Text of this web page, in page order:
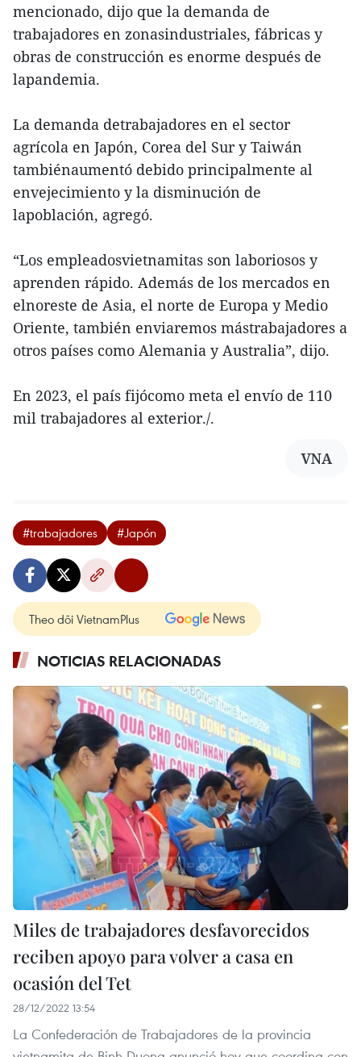
mencionado, dijo que la demanda de
trabajadores en zonasindustriales, fábricas y
obras de construcción es enorme después de
lapandemia.
La demanda detrabajadores en el sector
agrícola en Japón, Corea del Sur y Taiwán
tambiénaumentó debido principalmente al
envejecimiento y la disminución de
lapoblación, agregó.
“Los empleadosvietnamitas son laboriosos y
aprenden rápido. Además de los mercados en
elnoreste de Asia, el norte de Europa y Medio
Oriente, también enviaremos mástrabajadores a
otros países como Alemania y Australia”, dijo.
En 2023, el país fijócomo meta el envío de 110
mil trabajadores al exterior./.
VNA
#trabajadores #Japón
Theo dõi VietnamPlus
NOTICIAS RELACIONADAS
Miles de trabajadores desfavorecidos
reciben apoyo para volver a casa en
ocasión del Tet
28/12/2022 13:54
La Confederación de Trabajadores de la provincia